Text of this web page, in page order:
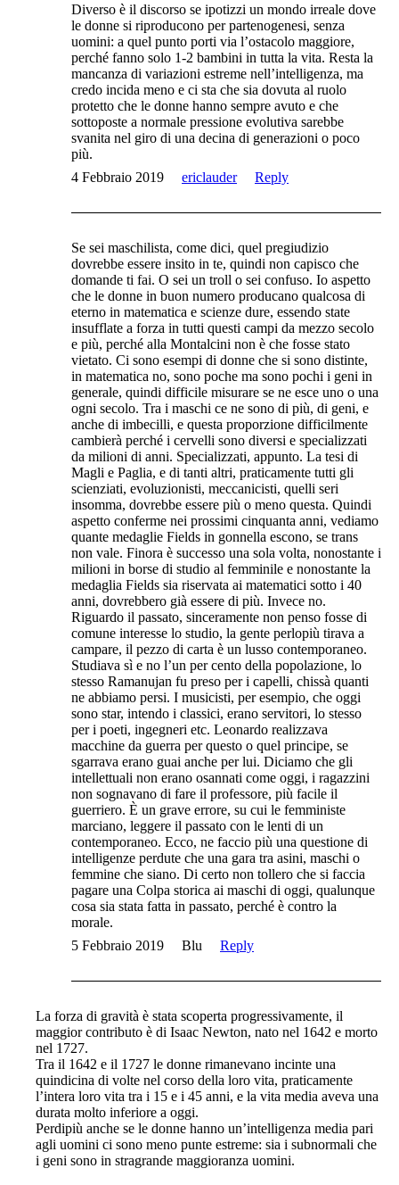
Diverso è il discorso se ipotizzi un mondo irreale dove
le donne si riproducono per partenogenesi, senza
uomini: a quel punto porti via l’ostacolo maggiore,
perché fanno solo 1-2 bambini in tutta la vita. Resta la
mancanza di variazioni estreme nell’intelligenza, ma
credo incida meno e ci sta che sia dovuta al ruolo
protetto che le donne hanno sempre avuto e che
sottoposte a normale pressione evolutiva sarebbe
svanita nel giro di una decina di generazioni o poco
più.
4 Febbraio 2019
ericlauder Reply
Se sei maschilista, come dici, quel pregiudizio
dovrebbe essere insito in te, quindi non capisco che
domande ti fai. O sei un troll o sei confuso. Io aspetto
che le donne in buon numero producano qualcosa di
eterno in matematica e scienze dure, essendo state
insufflate a forza in tutti questi campi da mezzo secolo
e più, perché alla Montalcini non è che fosse stato
vietato. Ci sono esempi di donne che si sono distinte,
in matematica no, sono poche ma sono pochi i geni in
generale, quindi difficile misurare se ne esce uno o una
ogni secolo. Tra i maschi ce ne sono di più, di geni, e
anche di imbecilli, e questa proporzione difficilmente
cambierà perché i cervelli sono diversi e specializzati
da milioni di anni. Specializzati, appunto. La tesi di
Magli e Paglia, e di tanti altri, praticamente tutti gli
scienziati, evoluzionisti, meccanicisti, quelli seri
insomma, dovrebbe essere più o meno questa. Quindi
aspetto conferme nei prossimi cinquanta anni, vediamo
quante medaglie Fields in gonnella escono, se trans
non vale. Finora è successo una sola volta, nonostante i
milioni in borse di studio al femminile e nonostante la
medaglia Fields sia riservata ai matematici sotto i 40
anni, dovrebbero già essere di più. Invece no.
Riguardo il passato, sinceramente non penso fosse di
comune interesse lo studio, la gente perlopiù tirava a
campare, il pezzo di carta è un lusso contemporaneo.
Studiava sì e no l’un per cento della popolazione, lo
stesso Ramanujan fu preso per i capelli, chissà quanti
ne abbiamo persi. I musicisti, per esempio, che oggi
sono star, intendo i classici, erano servitori, lo stesso
per i poeti, ingegneri etc. Leonardo realizzava
macchine da guerra per questo o quel principe, se
sgarrava erano guai anche per lui. Diciamo che gli
intellettuali non erano osannati come oggi, i ragazzini
non sognavano di fare il professore, più facile il
guerriero. È un grave errore, su cui le femministe
marciano, leggere il passato con le lenti di un
contemporaneo. Ecco, ne faccio più una questione di
intelligenze perdute che una gara tra asini, maschi o
femmine che siano. Di certo non tollero che si faccia
pagare una Colpa storica ai maschi di oggi, qualunque
cosa sia stata fatta in passato, perché è contro la
morale.
5 Febbraio 2019
Blu Reply
La forza di gravità è stata scoperta progressivamente, il
maggior contributo è di Isaac Newton, nato nel 1642 e morto
nel 1727.
Tra il 1642 e il 1727 le donne rimanevano incinte una
quindicina di volte nel corso della loro vita, praticamente
l’intera loro vita tra i 15 e i 45 anni, e la vita media aveva una
durata molto inferiore a oggi.
Perdipiù anche se le donne hanno un’intelligenza media pari
agli uomini ci sono meno punte estreme: sia i subnormali che
i geni sono in stragrande maggioranza uomini.